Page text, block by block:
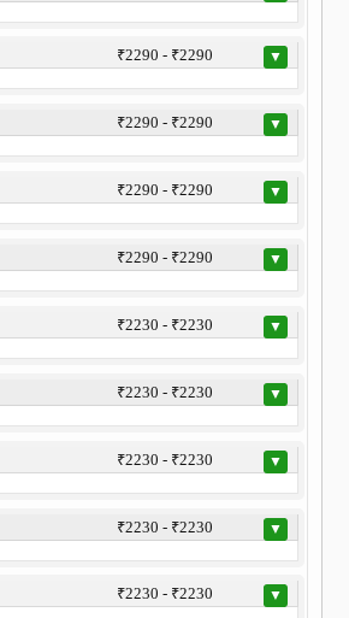
₹2290 - ₹2290 ▼
₹2290 - ₹2290 ▼
₹2290 - ₹2290 ▼
₹2290 - ₹2290 ▼
₹2230 - ₹2230 ▼
₹2230 - ₹2230 ▼
₹2230 - ₹2230 ▼
₹2230 - ₹2230 ▼
₹2230 - ₹2230 ▼